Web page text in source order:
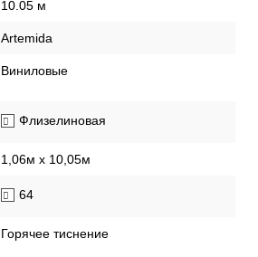
10.05 м
Artemida
Виниловые
Флизелиновая
1,06м х 10,05м
64
Горячее тиснение